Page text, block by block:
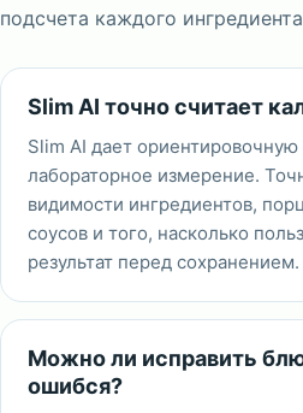
подсчета каждого
Slim AI точно считает
Slim AI дает ориентировочную
лабораторное измерение.
видимости ингредиентов,
соусов и того, насколько
результат перед сохранением.
Можно ли исправить
ошибся?